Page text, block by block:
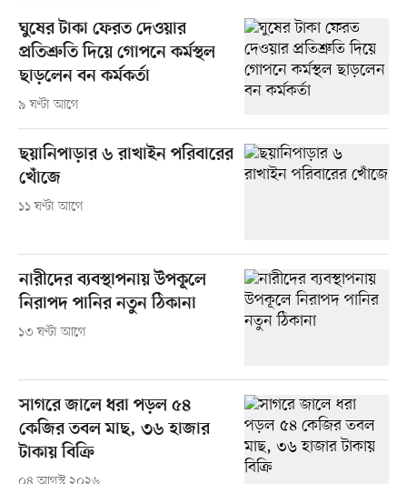
ঘুষের টাকা ফেরত দেওয়ার
প্রতিশ্রুতি দিয়ে গোপনে কর্মস্থল
ছাড়লেন বন কর্মকর্তা
৯ ঘণ্টা আগে
ছয়ানিপাড়ার ৬ রাখাইন পরিবারের
খোঁজে
১১ ঘণ্টা আগে
নারীদের ব্যবস্থাপনায় উপকূলে
নিরাপদ পানির নতুন ঠিকানা
১৩ ঘণ্টা আগে
সাগরে জালে ধরা পড়ল ৫৪
কেজির তবল মাছ, ৩৬ হাজার
টাকায় বিক্রি